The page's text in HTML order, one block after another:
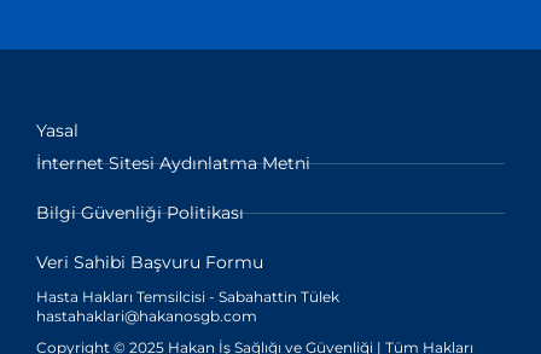
Yasal
İnternet Sitesi Aydınlatma Metni
Bilgi Güvenliği Politikası
Veri Sahibi Başvuru Formu
Hasta Hakları Temsilcisi - Sabahattin Tülek
hastahaklari@hakanosgb.com
Copyright © 2025 Hakan İş Sağlığı ve Güvenliği | Tüm Hakları